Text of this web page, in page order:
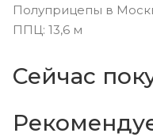
Полуприцепы в
ППЦ: 13,6 м
Сейчас